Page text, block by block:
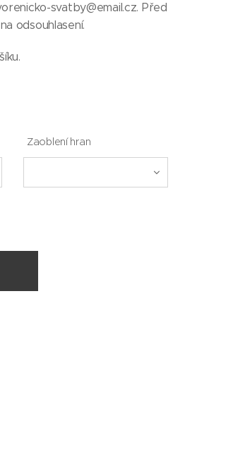
svatby@email.cz. Před
odsouhlasení.
Zaoblení hran